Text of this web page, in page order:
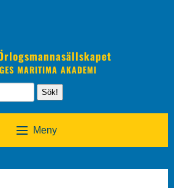
MARITIMA AKADEMI
Sök!
Meny